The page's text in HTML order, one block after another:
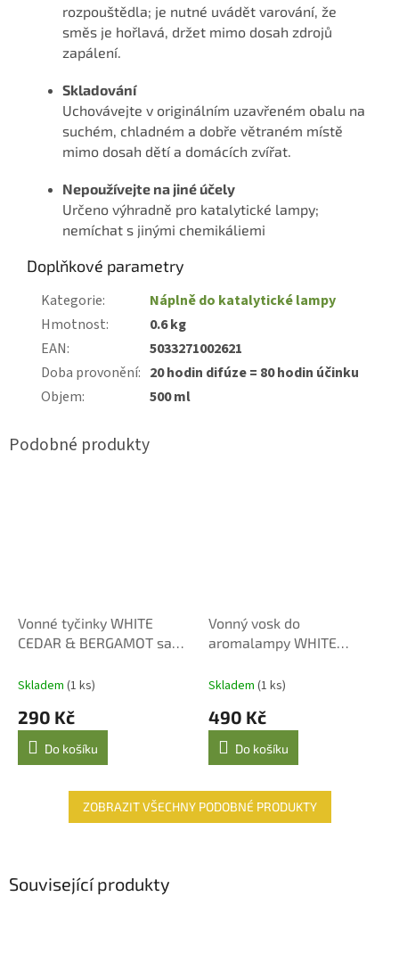
rozpouštědla; je nutné uvádět varování, že
směs je hořlavá, držet mimo dosah zdrojů
zapálení.
Skladování
Uchovávejte v originálním uzavřeném obalu na
suchém, chladném a dobře větraném místě
mimo dosah dětí a domácích zvířat.
Nepoužívejte na jiné účely
Určeno výhradně pro katalytické lampy;
nemíchat s jinými chemikáliemi
Doplňkové parametry
Kategorie:
Náplně do katalytické lampy
Hmotnost:
0.6 kg
EAN:
5033271002621
Doba provonění: 20 hodin difúze = 80 hodin účinku
Objem: 500 ml
Vonné tyčinky WHITE
CEDAR & BERGAMOT sada
Skladem (1 ks)
290 Kč
Do košíku
Vonný vosk do
aromalampy WHITE
Skladem (1 ks)
490 Kč
Do košíku
ZOBRAZIT VŠECHNY PODOBNÉ PRODUKTY
Související produkty